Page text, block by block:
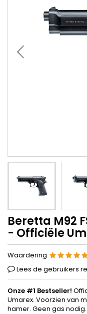
Beretta M92
- Officiële
Waardering
Lees de gebruikers
Onze #1 Bestseller!
Umarex. Voorzien van
hamer. Geen gas nodig.